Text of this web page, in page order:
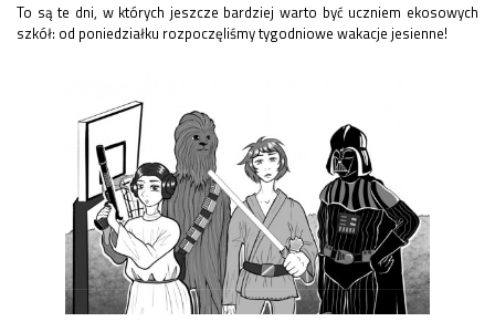
To są te dni, w których jeszcze bardziej warto być uczniem ekosowych
szkół: od poniedziałku rozpoczęliśmy tygodniowe wakacje jesienne!